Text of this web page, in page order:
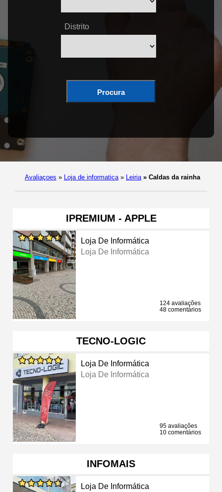
Distrito
Procura
Avaliaçoes » Loja de informatica » Leiria » Caldas da rainha
IPREMIUM - APPLE
Loja De Informática
Loja De Informática
124 avaliações
48 comentários
TECNO-LOGIC
Loja De Informática
Loja De Informática
95 avaliações
10 comentários
INFOMAIS
Loja De Informática